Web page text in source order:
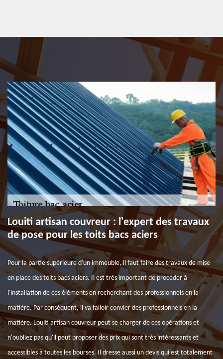
Louiti artisan couvreur : l'expert des travaux
de pose pour les toits bacs aciers
Pour la partie supérieure d'un immeuble, il faut faire des travaux de mise
en place des toits bacs aciers. Il est très important de procéder à
l'installation de ces éléments en recherchant des professionnels en la
matière. Par conséquent, il va falloir convier des professionnels en la
matière. Louiti artisan couvreur peut se charger de ces opérations et
n'oubliez pas qu'il peut proposer des prix qui sont très intéressants et
accessibles à toutes les bourses. Il dresse aussi un devis qui est totalement